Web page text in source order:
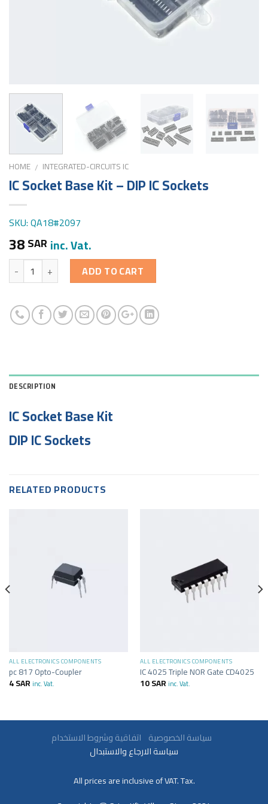
HOME / INTEGRATED-CIRCUITS IC
IC Socket Base Kit – DIP IC Sockets
SKU: QA18#2097
38SAR inc. Vat.
Quantity ADD TO CART
DESCRIPTION
IC Socket Base Kit
DIP IC Sockets
RELATED PRODUCTS
ALL ELECTRONICS COMPONENTS
pc 817 Opto-Coupler
4SAR inc. Vat.
ALL ELECTRONICS COMPONENTS
IC 4025 Triple NOR Gate CD4025
10SAR inc. Vat.
سياسة الخصوصية
سياسة الارجاع والاستبدال
All prices are inclusive of VAT. Tax.